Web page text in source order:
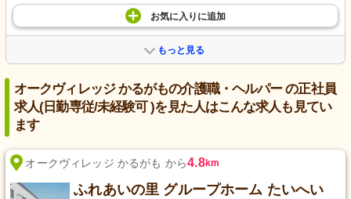
お気に入り に追加
もっと見る
オークヴィレッジ かるがもの介護職・ヘルパー の正社員
求人(日勤専従/未経験可 )を見た人はこんな求人も見てい
ます
オークヴィレッジ かるがも から4.8km
ふれあいの里 グループホーム たいへい